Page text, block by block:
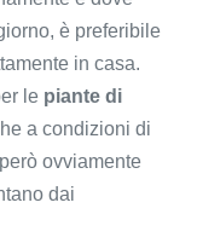
è preferibile
in casa.
le piante di
a condizioni di
ovviamente
dai